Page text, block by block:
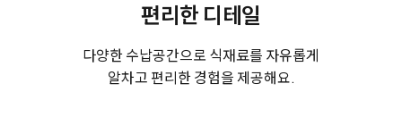
편리한 디테일
다양한 수납공간으로 식재료를 자유롭게
알차고 편리한 경험을 제공해요.